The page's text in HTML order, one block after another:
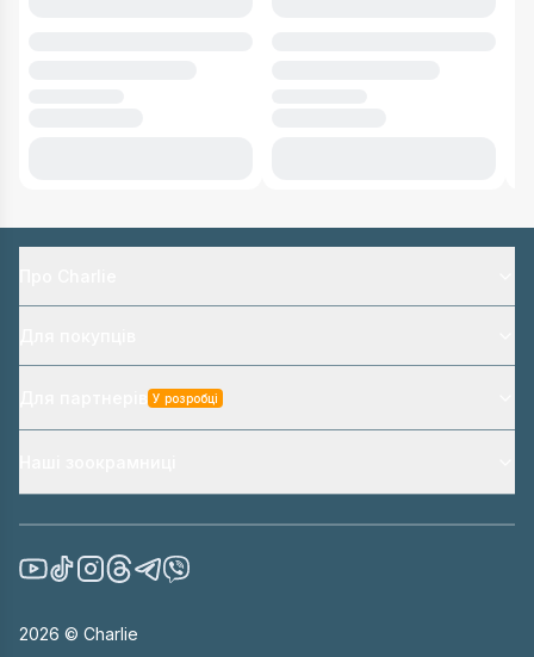
У розробці
2026 © Charlie